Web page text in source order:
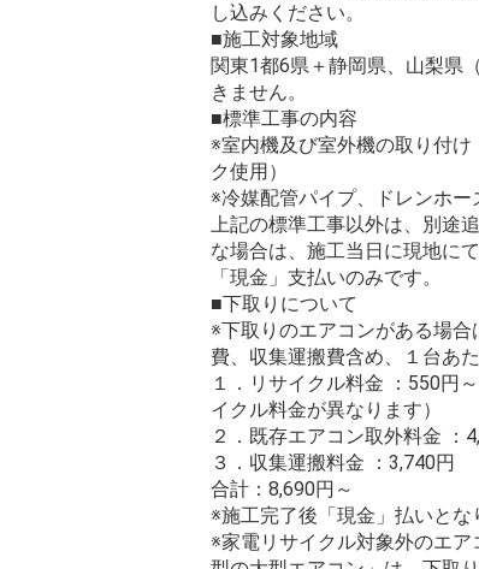
し込みください。
■施工対象地域
関東1都6県＋静岡県、山梨県
きません。
■標準工事の内容
※室内機及び室外機の取り付
ク使用）
※冷媒配管パイプ、ドレンホ
上記の標準工事以外は、別途
な場合は、施工当日に現地に
「現金」支払いのみです。
■下取りについて
※下取りのエアコンがある場
費、収集運搬費含め、１台あ
１．リサイクル料金 ：550円
イクル料金が異なります）
２．既存エアコン取外料金 ：
３．収集運搬料金 ：3,740円
合計：8,690円～
※施工完了後「現金」払いとな
※家電リサイクル対象外のエ